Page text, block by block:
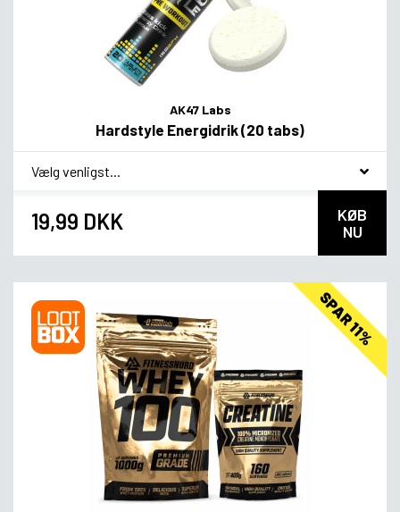
AK47 Labs
Hardstyle Energidrik (20 tabs)
* Smagsvariant
19,99 DKK
KØB
NU
SPAR 11%